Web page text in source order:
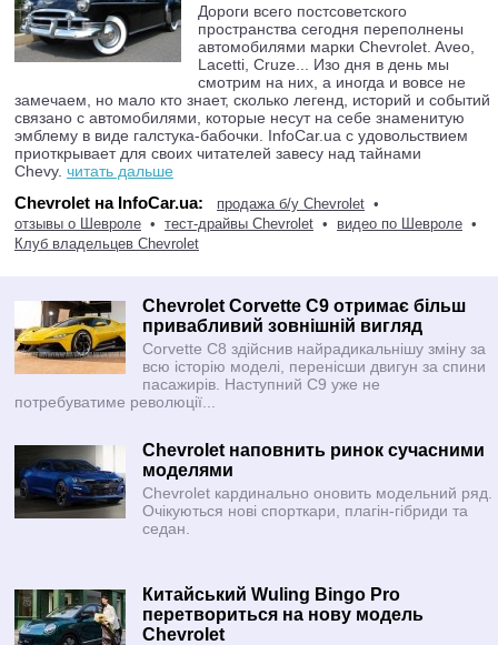
Дороги всего постсоветского
пространства сегодня переполнены
автомобилями марки Chevrolet. Aveo,
Lacetti, Cruze... Изо дня в день мы
смотрим на них, а иногда и вовсе не
замечаем, но мало кто знает, сколько легенд, историй и событий
связано с автомобилями, которые несут на себе знаменитую
эмблему в виде галстука-бабочки. InfoCar.ua с удовольствием
приоткрывает для своих читателей завесу над тайнами
Chevy. читать дальше
Chevrolet на InfoCar.ua: продажа б/у Chevrolet •
отзывы о Шевроле • тест-драйвы Chevrolet • видео по Шевроле •
Клуб владельцев Chevrolet
Chevrolet Corvette C9 отримає більш
привабливий зовнішній вигляд
Corvette C8 здійснив найрадикальнішу зміну за
всю історію моделі, перенісши двигун за спини
пасажирів. Наступний C9 уже не
потребуватиме революції...
Chevrolet наповнить ринок сучасними
моделями
Chevrolet кардинально оновить модельний ряд.
Очікуються нові спорткари, плагін-гібриди та
седан.
Китайський Wuling Bingo Pro
перетвориться на нову модель
Chevrolet